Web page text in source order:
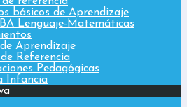
básicos de Aprendizaje
Lenguaje-Matemáticas
Aprendizaje
Referencia
Pedagógicas
Infancia